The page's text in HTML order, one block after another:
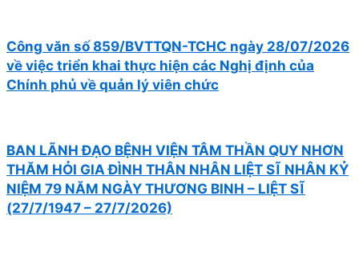
Công văn số 859/BVTTQN-TCHC ngày 28/07/2026
về việc triển khai thực hiện các Nghị định của
Chính phủ về quản lý viên chức
BAN LÃNH ĐẠO BỆNH VIỆN TÂM THẦN QUY NHƠN
THĂM HỎI GIA ĐÌNH THÂN NHÂN LIỆT SĨ NHÂN KỶ
NIỆM 79 NĂM NGÀY THƯƠNG BINH – LIỆT SĨ
(27/7/1947 – 27/7/2026)